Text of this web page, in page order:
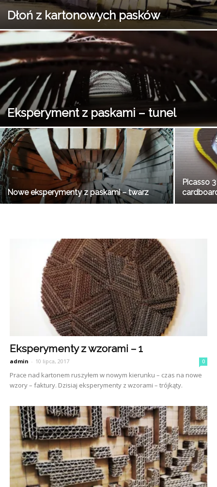
Dłoń z kartonowych pasków
Eksperyment z paskami – tunel
Nowe eksperymenty z paskami – twarz
Picasso
Eksperymenty z wzorami – 1
admin - 10 lipca, 2017 0
Prace nad kartonem ruszyłem w nowym kierunku – czas na nowe
wzory – faktury. Dzisiaj eksperymenty z wzorami – trójkąty.